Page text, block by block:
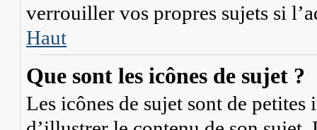
verrouiller vos propres sujets si
Haut
Que sont les icônes de sujet ?
Les icônes de sujet sont de